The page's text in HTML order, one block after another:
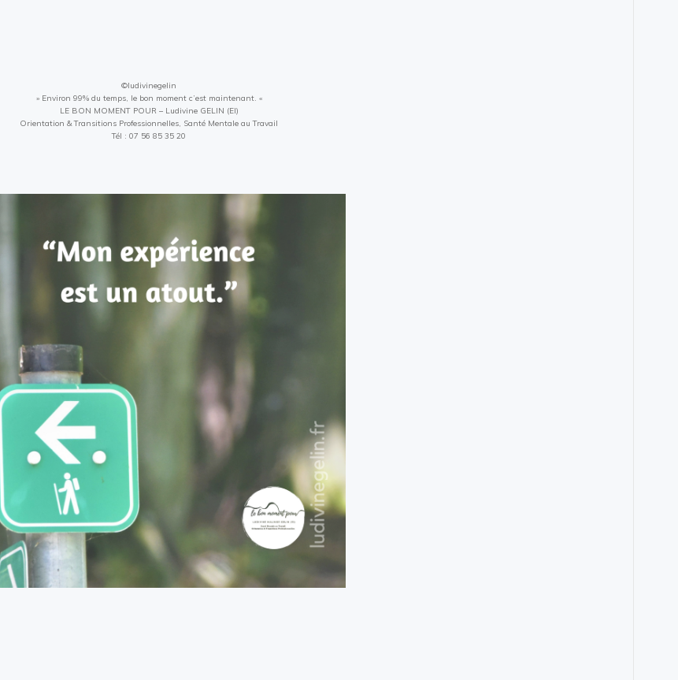
©ludivinegelin
» Environ 99% du temps, le bon moment c’est maintenant. «
LE BON MOMENT POUR – Ludivine GELIN (EI)
Orientation & Transitions Professionnelles, Santé Mentale au Travail
Tél : 07 56 85 35 20